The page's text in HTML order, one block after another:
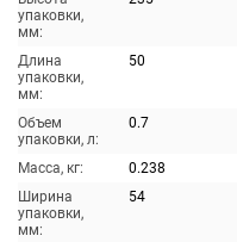
упаковки,
мм:
Длина
упаковки,
мм:
50
Объем
упаковки, л:
0.7
Масса, кг:
0.238
Ширина
упаковки,
мм:
54